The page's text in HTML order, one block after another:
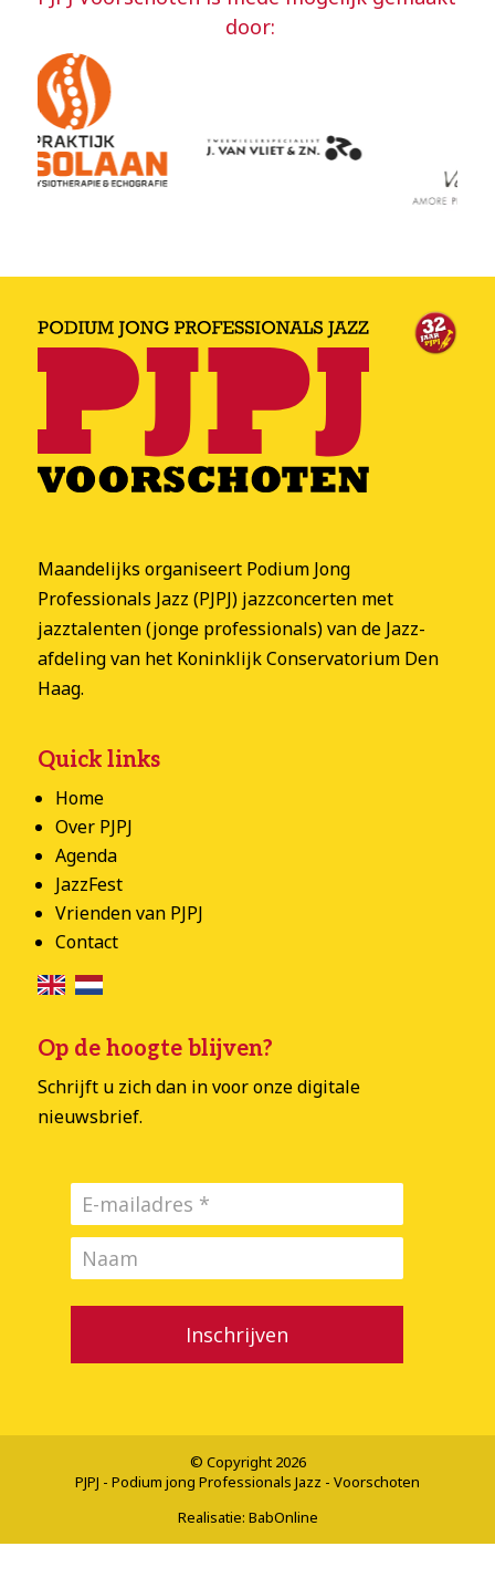
door:
Maandelijks organiseert Podium Jong
Professionals Jazz (PJPJ) jazzconcerten met
jazztalenten (jonge professionals) van de Jazz-
afdeling van het Koninklijk Conservatorium Den
Haag.
Quick links
Home
Over PJPJ
Agenda
JazzFest
Vrienden van PJPJ
Contact
Op de hoogte blijven?
Schrijft u zich dan in voor onze digitale
nieuwsbrief.
Inschrijven
© Copyright 2026
PJPJ - Podium jong Professionals Jazz - Voorschoten
Realisatie: BabOnline